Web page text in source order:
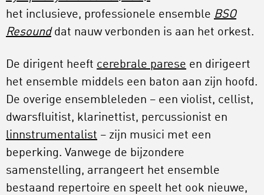
het inclusieve, professionele ensemble BSO
Resounddat nauw verbonden is aan het orkest.
De dirigent heeft cerebrale parese en dirigeert
het ensemble middels een baton aan zijn hoofd.
De overige ensembleleden – een violist, cellist,
dwarsfluitist, klarinettist, percussionist en
linnstrumentalist – zijn musici met een
beperking. Vanwege de bijzondere
samenstelling, arrangeert het ensemble
bestaand repertoire en speelt het ook nieuwe,